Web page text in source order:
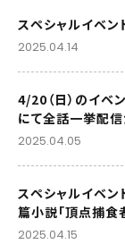
スペシャルイベン
2025.04.14
4/20（日）のイベ
にて全話一挙配信
2025.04.05
スペシャルイベン
篇小説「頂点捕食
2025.04.15